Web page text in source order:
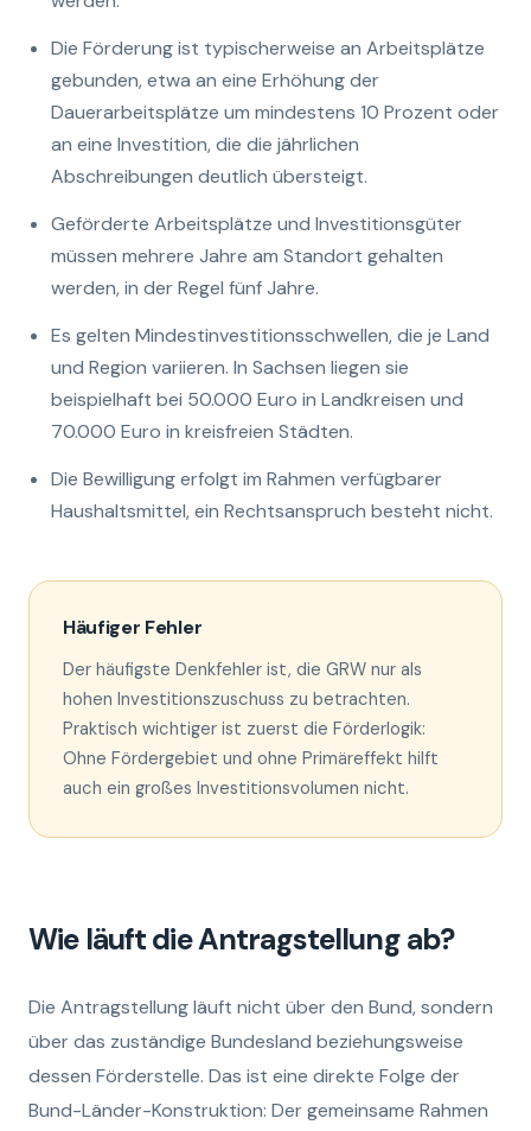
Die Förderung ist typischerweise an Arbeitsplätze
gebunden, etwa an eine Erhöhung der
Dauerarbeitsplätze um mindestens 10 Prozent oder
an eine Investition, die die jährlichen
Abschreibungen deutlich übersteigt.
Geförderte Arbeitsplätze und Investitionsgüter
müssen mehrere Jahre am Standort gehalten
werden, in der Regel fünf Jahre.
Es gelten Mindestinvestitionsschwellen, die je Land
und Region variieren. In Sachsen liegen sie
beispielhaft bei 50.000 Euro in Landkreisen und
70.000 Euro in kreisfreien Städten.
Die Bewilligung erfolgt im Rahmen verfügbarer
Haushaltsmittel, ein Rechtsanspruch besteht nicht.
Häufiger Fehler
Der häufigste Denkfehler ist, die GRW nur als
hohen Investitionszuschuss zu betrachten.
Praktisch wichtiger ist zuerst die Förderlogik:
Ohne Fördergebiet und ohne Primäreffekt hilft
auch ein großes Investitionsvolumen nicht.
Wie läuft die Antragstellung ab?
Die Antragstellung läuft nicht über den Bund, sondern
über das zuständige Bundesland beziehungsweise
dessen Förderstelle. Das ist eine direkte Folge der
Bund-Länder-Konstruktion: Der gemeinsame Rahmen